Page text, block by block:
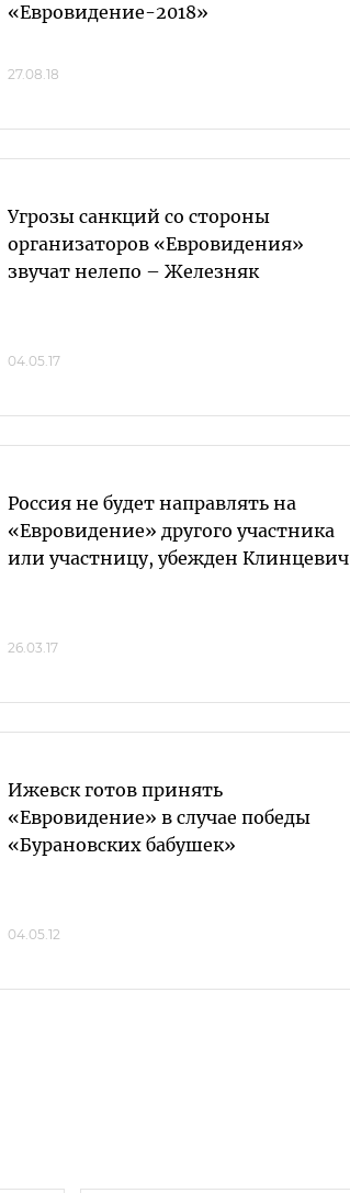
«Евровидение-2018»
27.08.18
Угрозы санкций со стороны
организаторов «Евровидения»
звучат нелепо – Железняк
04.05.17
Россия не будет направлять на
«Евровидение» другого участника
или участницу, убежден Клинцевич
26.03.17
Ижевск готов принять
«Евровидение» в случае победы
«Бурановских бабушек»
04.05.12